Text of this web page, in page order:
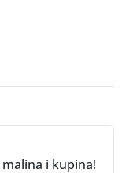
i kupina!